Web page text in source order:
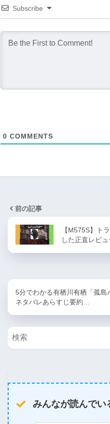
Subscribe
0 COMMENTS
前の記事
【M575S】ト
した正直レビュ
5分でわかる有栖川有栖「孤島
ネタバレあらすじ要約…
みんなが読んでい